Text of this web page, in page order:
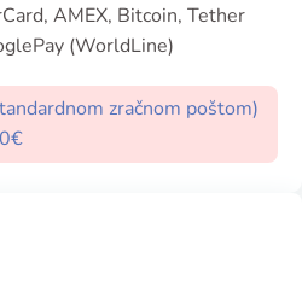
AMEX, Bitcoin, Tether
(WorldLine)
zračnom poštom)